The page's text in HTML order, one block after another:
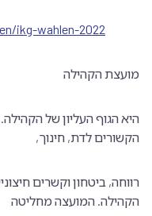
ikg-wahlen-2022
מועצת הקהילה
היא הגוף העליון של
הקשורים לדת, חינוך,
רווחה, ביטחון וקשרים
הקהילה. המועצה מחליטה